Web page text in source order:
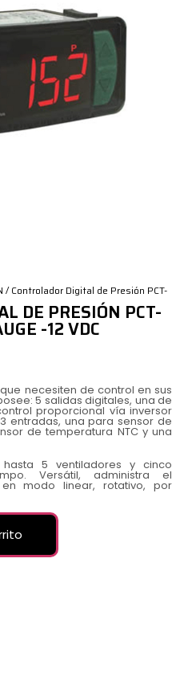
/ Controlador Digital de Presión PCT-
DE PRESIÓN PCT-
-12 VDC
necesiten de control en sus
5 salidas digitales, una de
proporcional vía inversor
entradas, una para sensor de
de temperatura NTC y una
5 ventiladores y cinco
Versátil, administra el
modo linear, rotativo, por